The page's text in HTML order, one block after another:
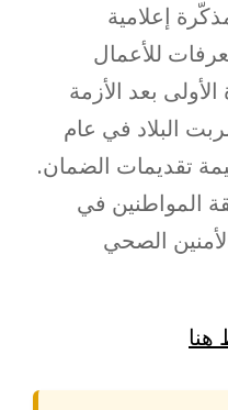
إعلامية
للأعمال
بعد الأزمة
البلاد في عام
قيمة تقديمات الضمان.
المواطنين في
الصحي